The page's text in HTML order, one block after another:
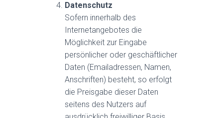
Datenschutz
Sofern innerhalb des
Internetangebotes die
Möglichkeit zur Eingabe
persönlicher oder geschäftlicher
Daten (Emailadressen, Namen,
Anschriften) besteht, so erfolgt
die Preisgabe dieser Daten
seitens des Nutzers auf